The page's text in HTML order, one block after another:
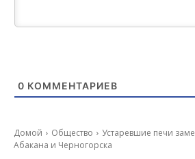
0 КОММЕНТАРИЕВ